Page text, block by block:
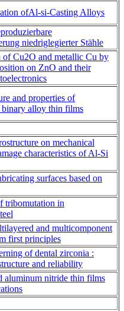
ofAl-si-Casting Alloys
niedriglegierter Stähle
of Cu2O and metallic Cu by
on ZnO and their
and properties of
binary alloy thin films
on mechanical
characteristics of Al-Si
surfaces based on
tribomutation in
and multicomponent
first principles
of dental zirconia :
and reliability
aluminum nitride thin films